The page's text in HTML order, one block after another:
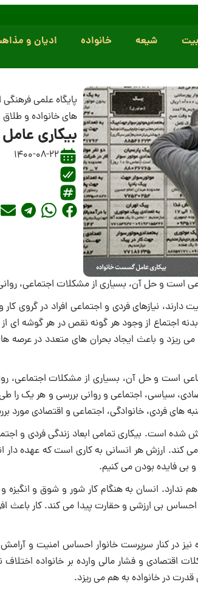
شیعه خانواده ادیان و
پایگاه علمی
های خانواده و طلاق
بیکاری
1400-08-22
است و حل آن، بسیاری از مشکلات اجتماعی،
دارند، نیازهای فردی و اجتماعی افراد در گروی
بدنه اجتماع از وجود هر گونه نقص در هر گوشه ای
ریزد و باعث ایجاد بحران های متعدد در عرصه
است و حل آن، بسیاری از مشکلات اجتماعی،
سیاسی، اجتماعی و روانی بررسی و هر یک را
های فردی، خانوادگی، اجتماعی و اقتصادی مورد
شده است.‌‌‌ بیکاری تمامی ابعاد زندگی فردی و
می کند. ارزش هر انسانی به کاری است که عهده
بی فایده بودن می کنیم.‌‌
انسان به هنگام کار شور و شوق و انگیزه و
بی ارزشی و حقارت پیدا می کند. کار باعث
نیز در کنار سرپرست خانوار احساس امنیت و
و فشار مالی وارده بر خانواده اختلاف
در خانواده به هم می ریزد.